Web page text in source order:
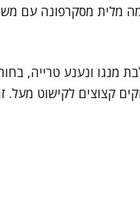
מלית מסקרפונה עם
ונענע טרייה,
קצוצים לקישוט מעל.